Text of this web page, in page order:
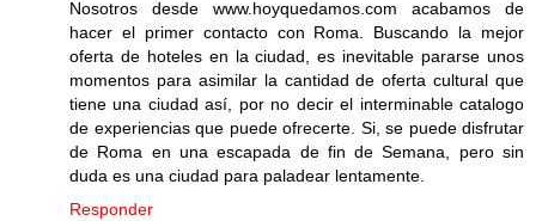
Nosotros desde www.hoyquedamos.com acabamos de
hacer el primer contacto con Roma. Buscando la mejor
oferta de hoteles en la ciudad, es inevitable pararse unos
momentos para asimilar la cantidad de oferta cultural que
tiene una ciudad así, por no decir el interminable catalogo
de experiencias que puede ofrecerte. Si, se puede disfrutar
de Roma en una escapada de fin de Semana, pero sin
duda es una ciudad para paladear lentamente.
Responder